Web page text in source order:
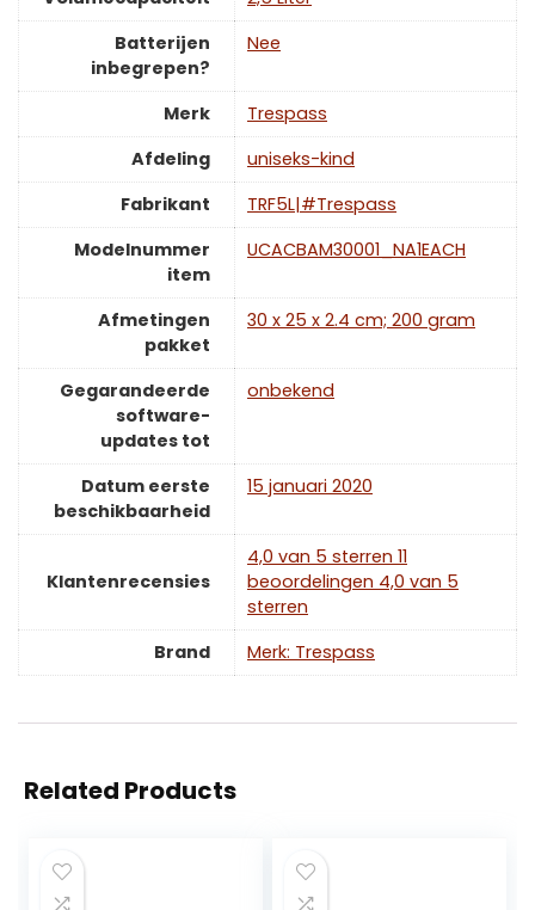
Batterijen
inbegrepen?
‎Nee
Merk
‎Trespass
Afdeling
‎uniseks-kind
Fabrikant
‎TRF5L|#Trespass
Modelnummer
item
‎UCACBAM30001_NA1EACH
Afmetingen
pakket
‎30 x 25 x 2.4 cm; 200 gram
Gegarandeerde
software-
updates tot
‎onbekend
Datum eerste
beschikbaarheid
15 januari 2020
Klantenrecensies
4,0 van 5 sterren 11
beoordelingen 4,0 van 5
sterren
Brand
Merk: Trespass
Related Products